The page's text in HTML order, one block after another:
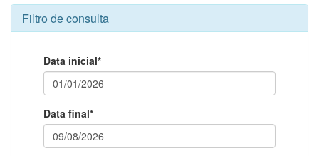
Filtro de consulta
Data inicial*
Data final*